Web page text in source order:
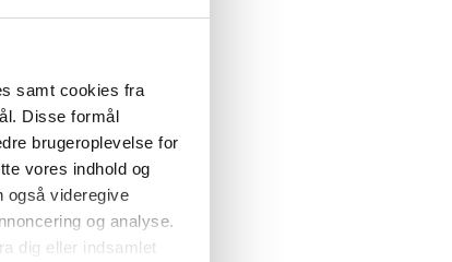
samt cookies fra
Disse formål
brugeroplevelse for
vores indhold og
også videregive
og analyse.
dig eller indsamlet